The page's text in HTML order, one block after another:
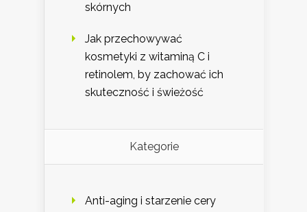
skórnych
Jak przechowywać
kosmetyki z witaminą C i
retinolem, by zachować ich
skuteczność i świeżość
Kategorie
Anti-aging i starzenie cery